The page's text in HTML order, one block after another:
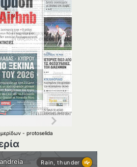
- protoselida